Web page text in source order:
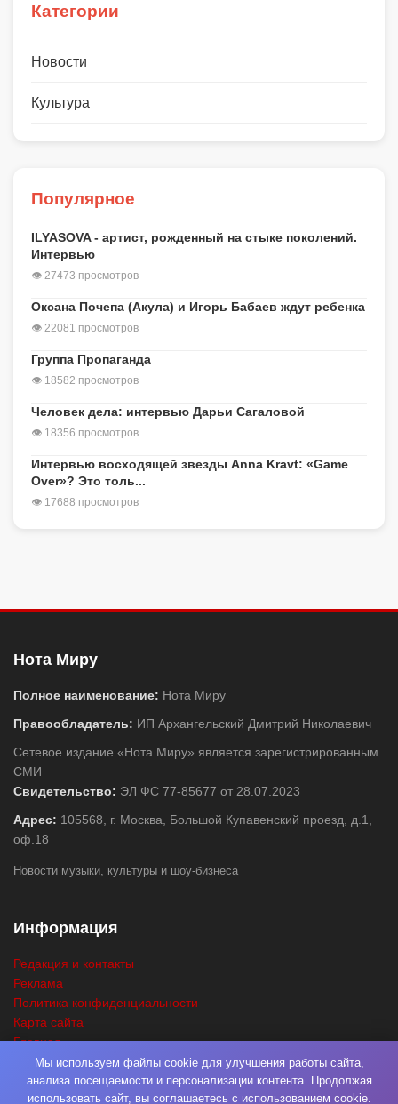
Категории
Новости
Культура
Популярное
ILYASOVA - артист, рожденный на стыке поколений.
Интервью
👁 27473 просмотров
Оксана Почепа (Акула) и Игорь Бабаев ждут ребенка
👁 22081 просмотров
Группа Пропаганда
👁 18582 просмотров
Человек дела: интервью Дарьи Сагаловой
👁 18356 просмотров
Интервью восходящей звезды Anna Kravt: «Game
Over»? Это толь...
👁 17688 просмотров
Нота Миру
Полное наименование: Нота Миру
Правообладатель: ИП Архангельский Дмитрий Николаевич
Сетевое издание «Нота Миру» является зарегистрированным
СМИ
Свидетельство: ЭЛ ФС 77-85677 от 28.07.2023
Адрес: 105568, г. Москва, Большой Купавенский проезд, д.1,
оф.18
Новости музыки, культуры и шоу-бизнеса
Информация
Редакция и контакты
Реклама
Политика конфиденциальности
Карта сайта
Главная
ПоискМы используем файлы cookie для улучшения работы сайта,
анализа посещаемости и персонализации контента. Продолжая
использовать сайт, вы соглашаетесь с использованием cookie.